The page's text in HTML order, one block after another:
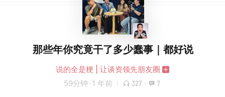
那些年你究竟干了多少蠢事｜都好说
说的全是梗 | 让谈资领先朋友圈
59分钟 · 1 年前 327 · 7